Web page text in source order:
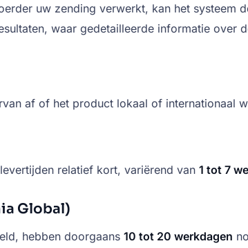
uw zending verwerkt, kan het
waar gedetailleerde informatie over
af of het product lokaal of internationaal
relatief kort, variërend van 1 tot 7
Global)
hebben doorgaans 10 tot 20 werkdagen